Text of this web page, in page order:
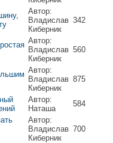
Автор:
Владислав
Киберник
342
Автор:
Владислав
Киберник
560
Автор:
Владислав
Киберник
875
Автор:
Наташа
584
Автор:
Владислав
Киберник
700